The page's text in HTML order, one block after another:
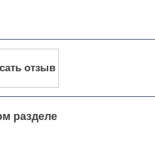
отзыв
разделе